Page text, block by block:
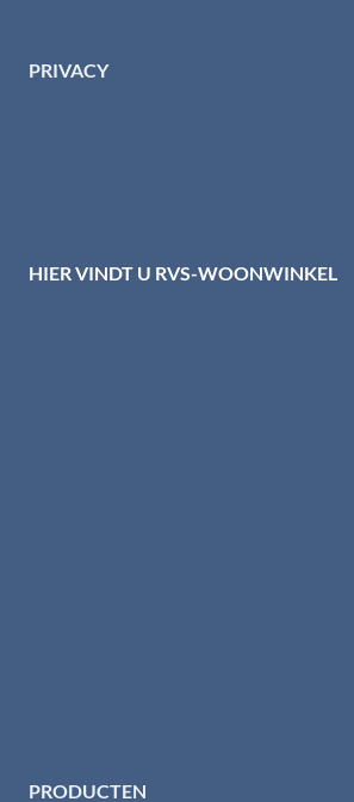
PRIVACY
HIER VINDT U RVS-WOONWINKEL
PRODUCTEN